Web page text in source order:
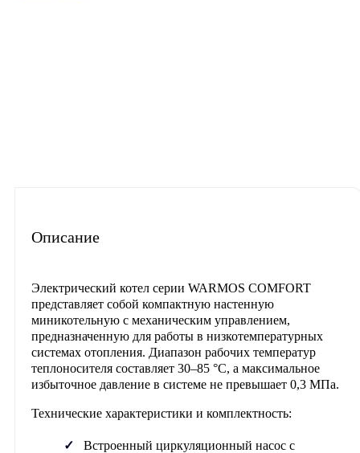
Описание
Электрический котел серии WARMOS COMFORT
представляет собой компактную настенную
миникотельную с механическим управлением,
предназначенную для работы в низкотемпературных
системах отопления. Диапазон рабочих температур
теплоносителя составляет 30–85 °C, а максимальное
избыточное давление в системе не превышает 0,3 МПа.
Технические характеристики и комплектность:
Встроенный циркуляционный насос с